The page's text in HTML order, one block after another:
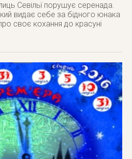
Севільї порушує серенада.
видає себе за бідного юнака
своє кохання до красуні